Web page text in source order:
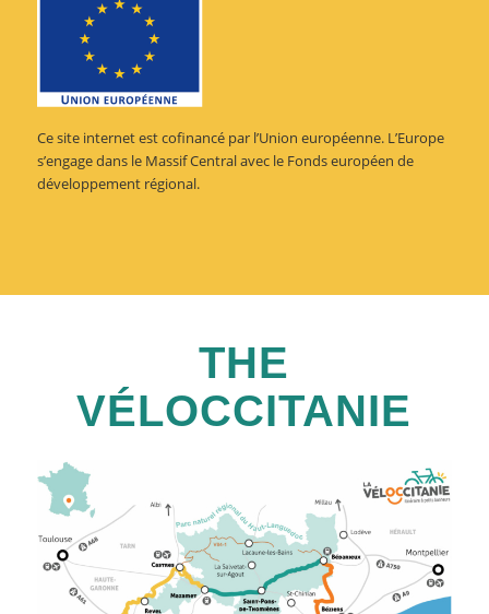
Ce site internet est cofinancé par l’Union européenne. L’Europe
s’engage dans le Massif Central avec le Fonds européen de
développement régional.
THE
VÉLOCCITANIE